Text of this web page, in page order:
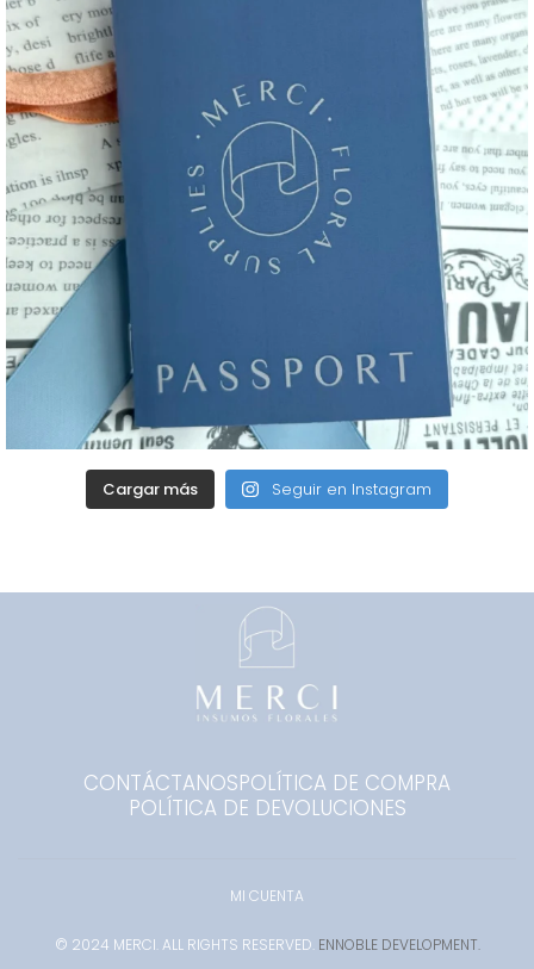
Cargar más Seguir en Instagram
CONTÁCTANOSPOLÍTICA DE COMPRA
POLÍTICA DE DEVOLUCIONES
© 2024 MERCI. ALL RIGHTS RESERVED. ENNOBLE DEVELOPMENT.
MI CUENTA